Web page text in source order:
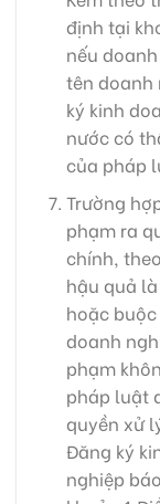
định tại
nếu
tên doanh
ký kinh
nước có
của pháp
Trường
phạm ra
chính,
hậu quả
hoặc
doanh
phạm
pháp luật
quyền xử
Đăng ký
nghiệp